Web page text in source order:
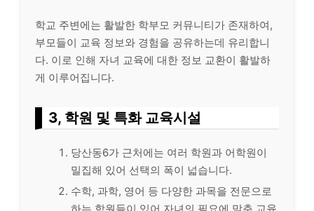
학교 주변에는 활발한 학부모 커뮤니티가 존재하여,
부모들이 교육 정보와 경험을 공유하는데 유리합니
다. 이로 인해 자녀 교육에 대한 정보 교환이 활발하
게 이루어집니다.
3, 학원 및 특화 교육시설
당산동6가 근처에는 여러 학원과 어학원이
밀집해 있어 선택의 폭이 넓습니다.
수학, 과학, 영어 등 다양한 과목을 전문으로
하는 학원들이 있어 자녀의 필요에 맞춘 교육